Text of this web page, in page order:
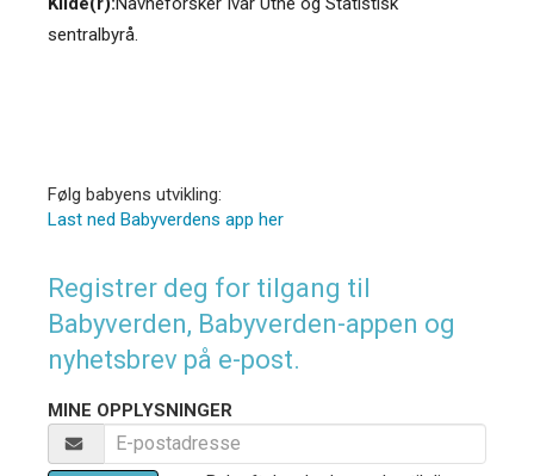
sentralbyrå.
Følg babyens utvikling:
Last ned Babyverdens app her
Registrer deg for tilgang til
Babyverden, Babyverden-appen og
nyhetsbrev på e-post.
MINE OPPLYSNINGER